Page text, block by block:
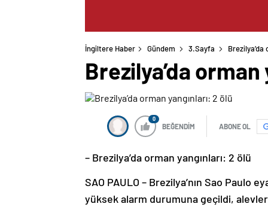
İngiltere Haber Gündem 3.Sayfa Brezilya’da
Brezilya’da orman
0
BEĞENDİM ABONE OL
– Brezilya’da orman yangınları: 2 ölü
SAO PAULO – Brezilya’nın Sao Paulo
yüksek alarm durumuna geçildi,